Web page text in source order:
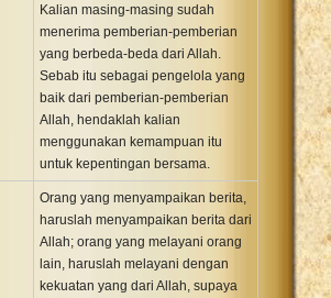
Kalian masing-masing sudah
menerima pemberian-pemberian
yang berbeda-beda dari Allah.
Sebab itu sebagai pengelola yang
baik dari pemberian-pemberian
Allah, hendaklah kalian
menggunakan kemampuan itu
untuk kepentingan bersama.
Orang yang menyampaikan berita,
haruslah menyampaikan berita dari
Allah; orang yang melayani orang
lain, haruslah melayani dengan
kekuatan yang dari Allah, supaya